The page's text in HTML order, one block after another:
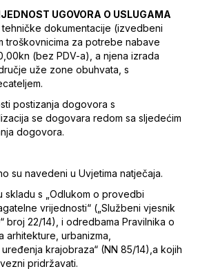
UGOVORA O USLUGAMA
dokumentacije (izvedbeni
troškovnicima za potrebe nabave
(bez PDV-a), a njena izrada
uže zone obuhvata, s
postizanja dogovora s
se dogovara redom sa sljedećim
dogovora.
su navedeni u Uvjetima natječaja.
skladu s „Odlukom o provedbi
vrijednosti“ („Službeni vjesnik
broj 22/14), i odredbama Pravilnika o
arhitekture, urbanizma,
krajobraza“ (NN 85/14),a kojih
pridržavati.